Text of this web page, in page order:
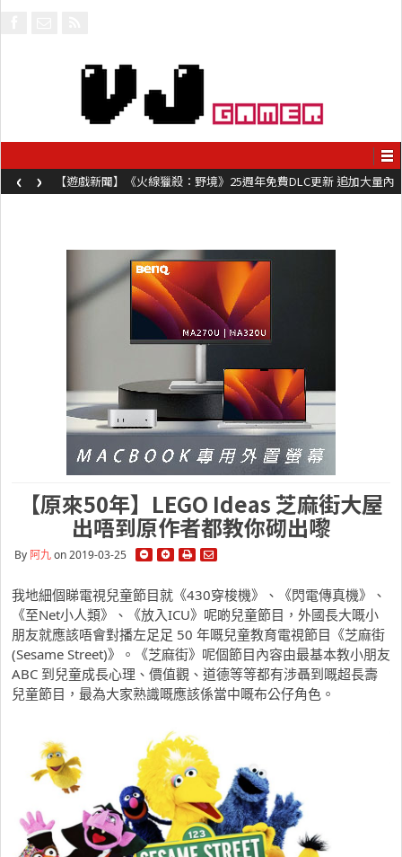
【遊戲新聞】《火線獵殺：野境》25週年免費DLC更新 追加大量內
容同時系舊作限時超平價折扣
‹ ›
【原來50年】LEGO Ideas 芝麻街大屋
出唔到原作者都教你砌出嚟
By 阿九on 2019-03-25
我地細個睇電視兒童節目就《430穿梭機》、《閃電傳真機》、
《至Net小人類》、《放入ICU》呢啲兒童節目，外國長大嘅小
朋友就應該唔會對播左足足 50 年嘅兒童教育電視節目《芝麻街
(Sesame Street)》。《芝麻街》呢個節目內容由最基本教小朋友
ABC 到兒童成長心理、價值觀、道德等等都有涉聶到嘅超長壽
兒童節目，最為大家熟識嘅應該係當中嘅布公仔角色。